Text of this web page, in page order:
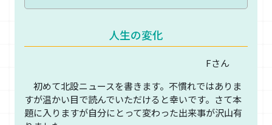
人生の変化
Fさん
初めて北設ニュースを書きます。不慣れではありま
すが温かい目で読んでいただけると幸いです。さて本
題に入りますが自分にとって変わった出来事が沢山有